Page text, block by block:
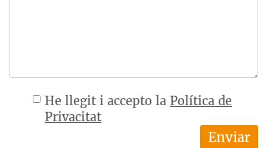
He llegit i accepto la Política de
Privacitat